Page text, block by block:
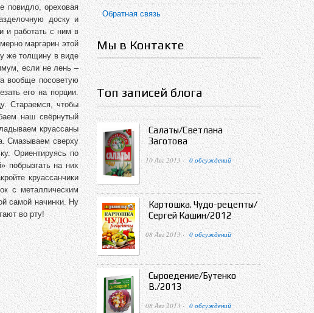
повидло, ореховая
доску и
и работать с ним в
маргарин этой
же толщину в виде
если не лень –
вообще посоветую
его на порции.
Стараемся, чтобы
наш свёрнутый
круассаны
Смазываем сверху
Ориентируясь по
побрызгать на них
круассанчики
с металлическим
самой начинки. Ну
во рту!
Обратная связь
Мы в Контакте
Топ записей блога
Салаты/Светлана
Заготова
10 Авг 2013 · 0 обсуждений
Картошка. Чудо-рецепты/
Сергей Кашин/2012
08 Авг 2013 · 0 обсуждений
Сыроедение/Бутенко
В./2013
08 Авг 2013 · 0 обсуждений